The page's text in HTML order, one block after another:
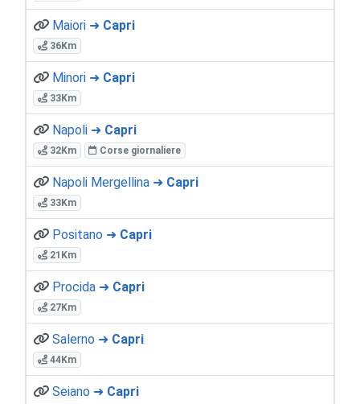
Maiori ➜ Capri
36Km
Minori ➜ Capri
33Km
Napoli ➜ Capri
32Km Corse giornaliere
Napoli Mergellina ➜ Capri
33Km
Positano ➜ Capri
21Km
Procida ➜ Capri
27Km
Salerno ➜ Capri
44Km
Seiano ➜ Capri